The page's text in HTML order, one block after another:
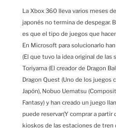
La Xbox 360 lleva varios meses
japonés no termina de despegar.
es que el tipo de juegos que
En Microsoft para solucionarlo
(El que tuvo la idea original de las
Toriyama (El creador de Dragon
Dragon Quest (Uno de los juegos
Japón), Nobuo Uematsu
Fantasy) y han creado un juego
puede reservar(Y comprar a partir
kioskos de las estaciones de tren